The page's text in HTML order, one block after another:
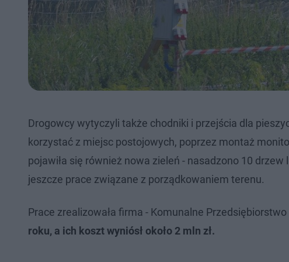
Drogowcy wytyczyli także chodniki i przejścia dla
korzystać z miejsc postojowych, poprzez montaż
pojawiła się również nowa zieleń - nasadzono 10
jeszcze prace związane z porządkowaniem terenu.
Prace zrealizowała firma - Komunalne
roku, a ich koszt wyniósł około 2 mln zł.